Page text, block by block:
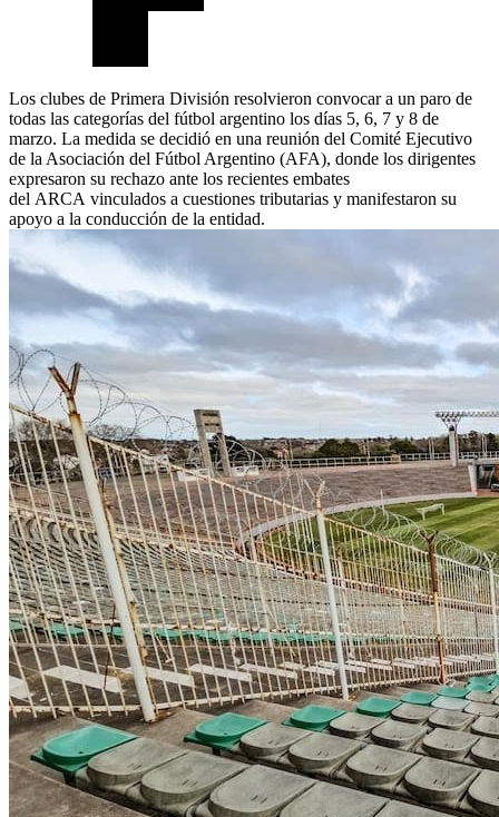
Los clubes de Primera División resolvieron convocar a un paro de
todas las categorías del fútbol argentino los días 5, 6, 7 y 8 de
marzo. La medida se decidió en una reunión del Comité Ejecutivo
de la Asociación del Fútbol Argentino (AFA), donde los dirigentes
expresaron su rechazo ante los recientes embates
del ARCA vinculados a cuestiones tributarias y manifestaron su
apoyo a la conducción de la entidad.